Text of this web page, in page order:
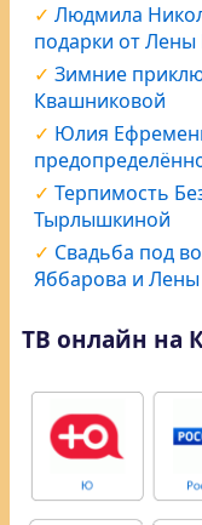
Людмила
подарки от
Зимние
Квашниковой
Юлия
Терпимость
Тырлышкиной
Свадьба под
Яббарова и Лены
ТВ онлайн на